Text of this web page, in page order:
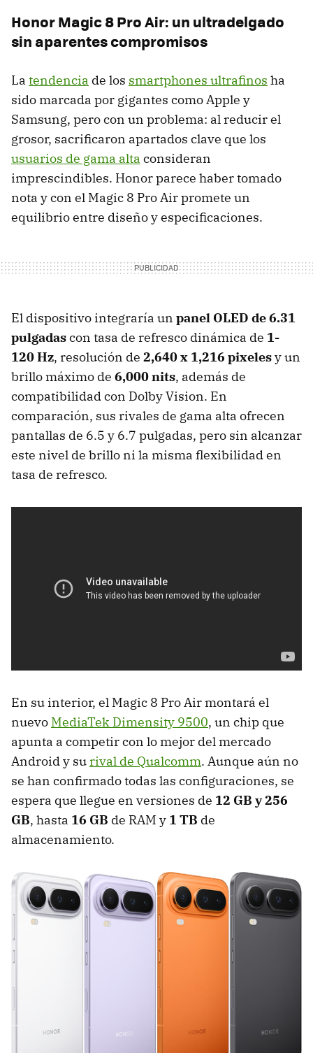
Honor Magic 8 Pro Air: un ultradelgado
sin aparentes compromisos
La tendencia de los smartphones ultrafinos ha
sido marcada por gigantes como Apple y
Samsung, pero con un problema: al reducir el
grosor, sacrificaron apartados clave que los
usuarios de gama alta consideran
imprescindibles. Honor parece haber tomado
nota y con el Magic 8 Pro Air promete un
equilibrio entre diseño y especificaciones.
El dispositivo integraría un panel OLED de 6.31
pulgadascon tasa de refresco dinámica de 1-
120 Hz, resolución de 2,640 x 1,216 pixelesy un
brillo máximo de 6,000 nits, además de
compatibilidad con Dolby Vision. En
comparación, sus rivales de gama alta ofrecen
pantallas de 6.5 y 6.7 pulgadas, pero sin alcanzar
este nivel de brillo ni la misma flexibilidad en
tasa de refresco.
En su interior, el Magic 8 Pro Air montará el
nuevo MediaTek Dimensity 9500, un chip que
apunta a competir con lo mejor del mercado
Android y surival de Qualcomm. Aunque aún no
se han confirmado todas las configuraciones, se
espera que llegue en versiones de 12 GB y256
GB, hasta 16 GB de RAM y 1 TB de
almacenamiento.